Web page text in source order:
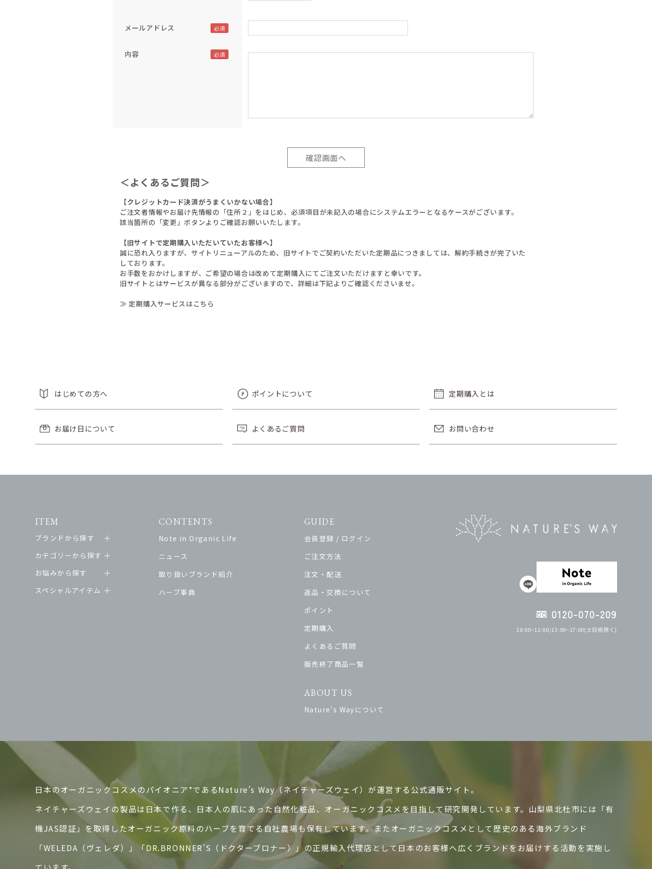
メールアドレス
内容
＜よくあるご質問＞
【クレジットカード決済がうまくいかない場合】
ご注文者情報やお届け先情報の「住所２」をはじめ、必須項目が未記入の場合にシステムエラーとなるケースがございます。
該当箇所の「変更」ボタンよりご確認お願いいたします。
【旧サイトで定期購入いただいていたお客様へ】
誠に恐れ入りますが、サイトリニューアルのため、旧サイトでご契約いただいた定期品につきましては、解約手続きが完了いた
しております。
お手数をおかけしますが、ご希望の場合は改めて定期購入にてご注文いただけますと幸いです。
旧サイトとはサービスが異なる部分がございますので、詳細は下記よりご確認くださいませ。
≫ 定期購入サービスはこちら
はじめての方へ ポイントについて 定期購入とは
お届け日について よくあるご質問 お問い合わせ
ITEM
ブランドから探す
カテゴリーから探す
お悩みから探す
スペシャルアイテム
CONTENTS
Note in Organic Life
ニュース
取り扱いブランド紹介
ハーブ事典
GUIDE
会員登録 / ログイン
ご注文方法
注文・配送
返品・交換について
ポイント
定期購入
よくあるご質問
販売終了商品一覧
ABOUT US
Nature’s Wayについて
0120-070-209
10:00~12:00/13:00~17:00(土日祝除く)
日本のオーガニックコスメのパイオニア*であるNature’s Way（ネイチャーズウェイ）が運営する公式通販サイト。
ネイチャーズウェイの製品は日本で作る、日本人の肌にあった自然化粧品、オーガニックコスメを目指して研究開発しています。山梨県北杜市には「有
機JAS認証」を取得したオーガニック原料のハーブを育てる自社農場も保有しています。またオーガニックコスメとして歴史のある海外ブランド
「WELEDA（ヴェレダ）」「DR.BRONNER’S（ドクターブロナー）」の正規輸入代理店として日本のお客様へ広くブランドをお届けする活動を実施し